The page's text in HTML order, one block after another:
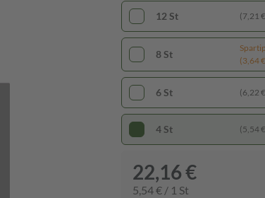
12 St (7,21
8 St
(3,64
6 St (6,22
4 St (5,54
22,16 €
5,54 € / 1 St